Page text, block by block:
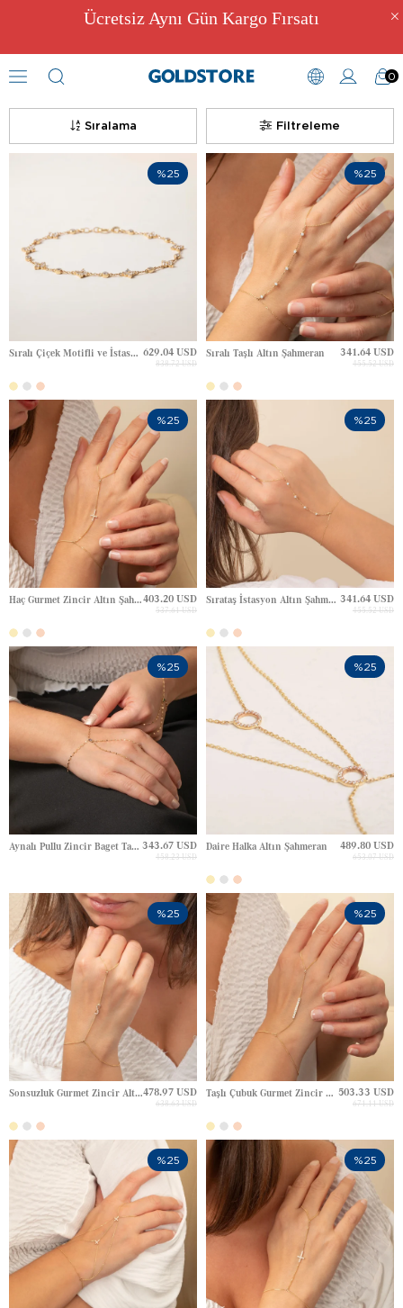
Ücretsiz Aynı Gün Kargo Fırsatı
0
Zirkon Taşlı Bileklikler
Filtreleme
Sıralama
Sıralı Çiçek Motifli ve İstasyon Taşlı Altın Bileklik 629.04 USD
838.72 USD
%25
Sıralı Taşlı Altın Şahmeran 341.64 USD
455.52 USD
%25
Haç Gurmet Zincir Altın Şahmeran403.20 USD
537.61 USD
%25
Sırataş İstasyon Altın Şahmeran 341.64 USD
455.52 USD
%25
Aynalı Pullu Zincir Baget Taşlı Altın Şahmeran 343.67 USD
458.23 USD
%25
Daire Halka Altın Şahmeran 489.80 USD
653.07 USD
%25
Sonsuzluk Gurmet Zincir Altın Şahmeran478.97 USD
638.63 USD
%25
Taşlı Çubuk Gurmet Zincir Altın Şahmeran 503.33 USD
671.11 USD
%25
%25 %25